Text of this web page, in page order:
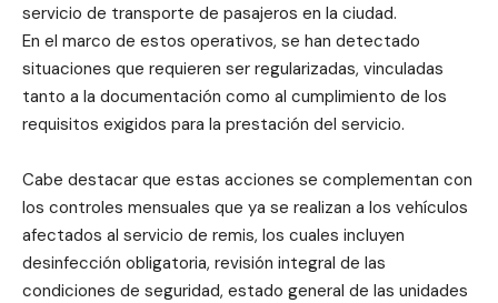
servicio de transporte de pasajeros en la ciudad.
En el marco de estos operativos, se han detectado
situaciones que requieren ser regularizadas, vinculadas
tanto a la documentación como al cumplimiento de los
requisitos exigidos para la prestación del servicio.
Cabe destacar que estas acciones se complementan con
los controles mensuales que ya se realizan a los vehículos
afectados al servicio de remis, los cuales incluyen
desinfección obligatoria, revisión integral de las
condiciones de seguridad, estado general de las unidades